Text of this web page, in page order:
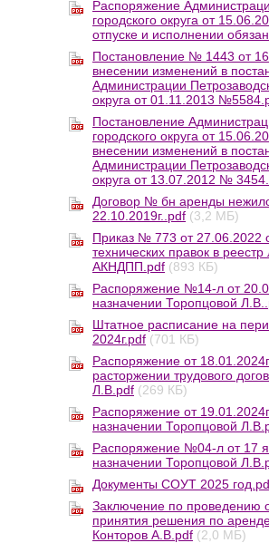
Распоряжение
городского округа от
отпуске и исполнении
Постановление № 1443 от
внесении изменений в
Администрации
округа от 01.11.2013
Постановление
городского округа от
внесении изменений в
Администрации
округа от 13.07.2012 №
Договор № бн аренды
22.10.2019г..pdf (3,2 МБ)
Приказ № 773 от 27.06.2022
технических правок в
АКНДПП.pdf (893 КБ)
Распоряжение №14-л от
назначении Торопцовой
Штатное расписание на
2024г.pdf (701 КБ)
Распоряжение от
расторжении трудового
Л.В.pdf (269 КБ)
Распоряжение от
назначении Торопцовой
Распоряжение №04-л от 17
назначении Торопцовой
Документы СОУТ 2025
Заключение по проведению
принятия решения по
Конторов А.В.pdf (2,0 МБ)